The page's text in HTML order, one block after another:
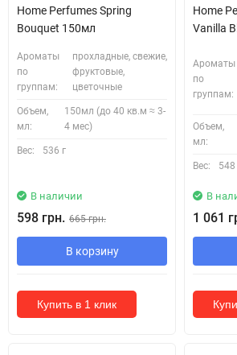
Home Perfumes Spring
Bouquet 150мл
Ароматы
по
группам:
прохладные, свежие,
фруктовые,
цветочные
Объем,
мл:
150мл (до 40 кв.м ≈ 3-
4 мес)
Вес: 536 г
В наличии
598 грн. 665 грн.
В корзину
Купить в 1 клик
Home
Vanilla
Ароматы
по
группам:
Объем,
мл:
Вес: 548
В
1 061